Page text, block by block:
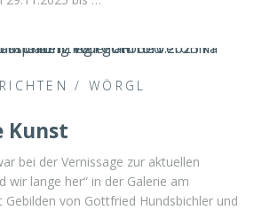
/WÖRGL
Kunst
bei der Vernissage zur aktuellen
wir lange her“ in der Galerie am
von Gottfried Hundsbichler und